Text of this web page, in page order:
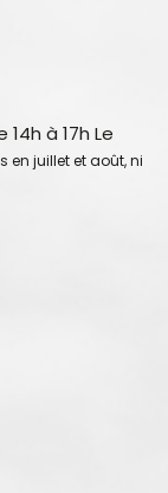
à 17h Le
en juillet et août, ni